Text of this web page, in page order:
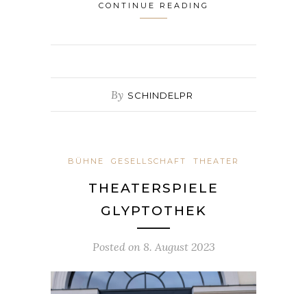
CONTINUE READING
By SCHINDELPR
BÜHNE GESELLSCHAFT THEATER
THEATERSPIELE
GLYPTOTHEK
Posted on 8. August 2023